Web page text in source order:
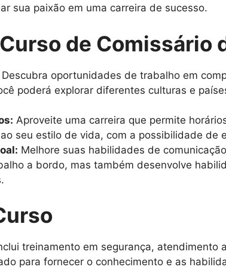
sua paixão em uma carreira de sucesso.
de Comissário
Descubra oportunidades de trabalho em
poderá explorar diferentes culturas e
Aproveite uma carreira que permite
seu estilo de vida, com a possibilidade de
Melhore suas habilidades de
a bordo, mas também desenvolve
treinamento em segurança,
para fornecer o conhecimento e as